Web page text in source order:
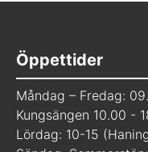
Öppettider
Måndag – Fredag:
Kungsängen 10.00 -
Lördag: 10-15